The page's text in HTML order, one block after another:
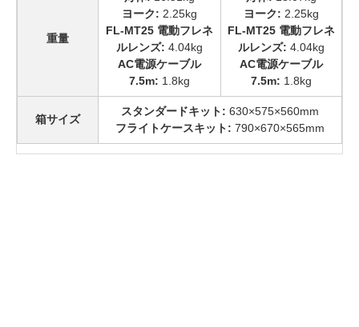
重量
ヨーク: 2.25kg
FL-MT25 電動フレネ
ルレンズ: 4.04kg
AC電源ケーブル
7.5m: 1.8kg
ヨーク: 2.25kg
FL-MT25 電動フレネ
ルレンズ: 4.04kg
AC電源ケーブル
7.5m: 1.8kg
箱サイズ
スタンダードキット: 630×575×560mm
フライトケースキット: 790×670×565mm